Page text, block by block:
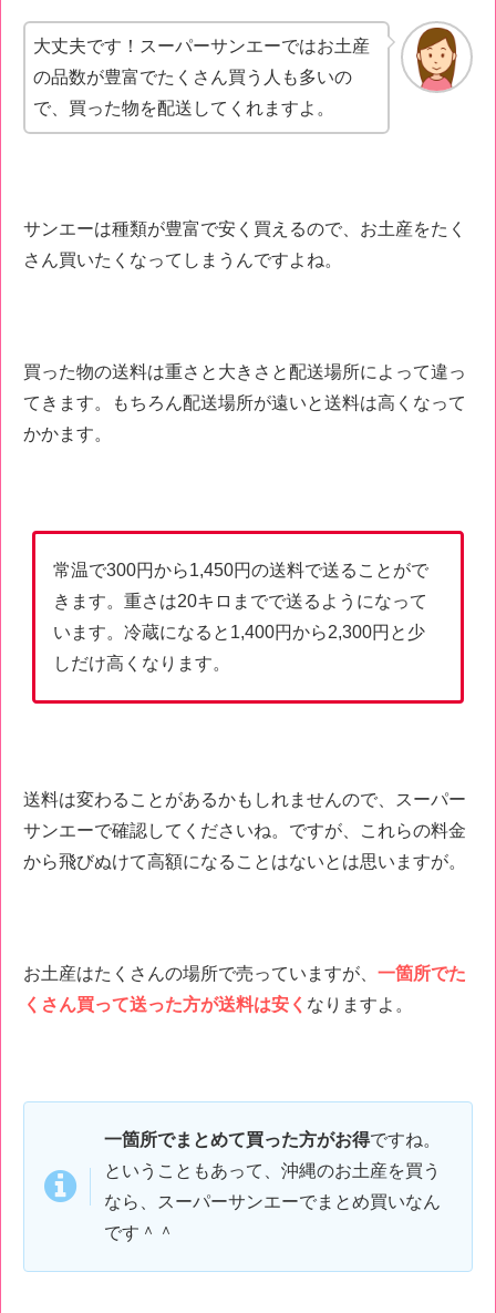
大丈夫です！スーパーサンエーではお土産
の品数が豊富でたくさん買う人も多いの
で、買った物を配送してくれますよ。
サンエーは種類が豊富で安く買えるので、お土産をたく
さん買いたくなってしまうんですよね。
買った物の送料は重さと大きさと配送場所によって違っ
てきます。もちろん配送場所が遠いと送料は高くなって
かかます。
常温で300円から1,450円の送料で送ることがで
きます。重さは20キロまでで送るようになって
います。冷蔵になると1,400円から2,300円と少
しだけ高くなります。
送料は変わることがあるかもしれませんので、スーパー
サンエーで確認してくださいね。ですが、これらの料金
から飛びぬけて高額になることはないとは思いますが。
お土産はたくさんの場所で売っていますが、 一箇所でた
くさん買って送った方が送料は安く なりますよ。
一箇所でまとめて買った方がお得ですね。
ということもあって、沖縄のお土産を買う
なら、スーパーサンエーでまとめ買いなん
です＾＾